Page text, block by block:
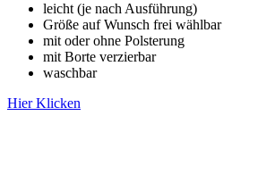
leicht (je nach Ausführung)
Größe auf Wunsch frei wählbar
mit oder ohne Polsterung
mit Borte verzierbar
waschbar
Hier Klicken